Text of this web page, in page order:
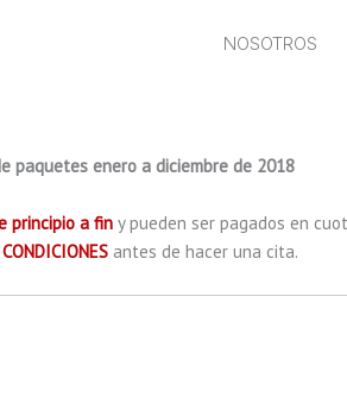
NOSOTROS
paquetes enero a diciembre de 2018
principio a fin y pueden ser pagados en
antes de hacer una cita.